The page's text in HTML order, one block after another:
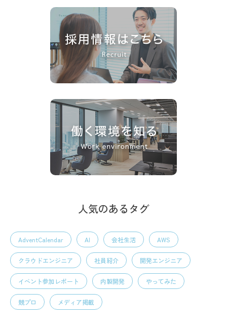
人気のあるタグ
AdventCalendar AI 会社生活 AWS
クラウドエンジニア 社員紹介 開発エンジニア
イベント参加レポート 内製開発 やってみた
競プロ メディア掲載